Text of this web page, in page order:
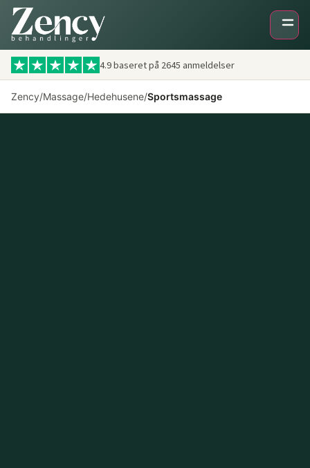
Videre
indhold
4.9 baseret på 2645 anmeldelser
Zency/Massage/Hedehusene/Sportsmassage